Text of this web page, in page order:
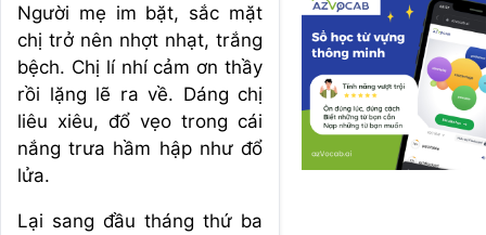
Người mẹ im bặt, sắc mặt
chị trở nên nhợt nhạt, trắng
bệch. Chị lí nhí cảm ơn thầy
rồi lặng lẽ ra về. Dáng chị
liêu xiêu, đổ vẹo trong cái
nắng trưa hầm hập như đổ
lửa.
Lại sang đầu tháng thứ ba